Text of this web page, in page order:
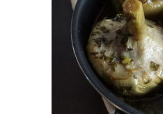
ÚNETE A LA NEWSLETTER
RECOMENDACIONES